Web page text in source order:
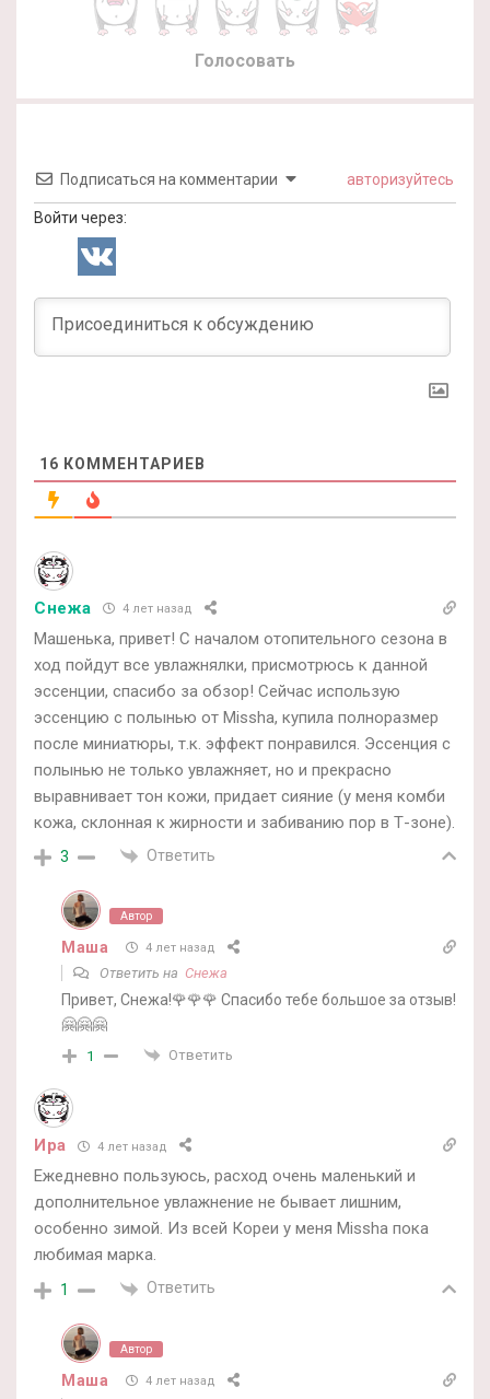
Голосовать
Подписаться на комментарии авторизуйтесь
Войти через:
16 КОММЕНТАРИЕВ
Снежа 4 лет назад
Машенька, привет! С началом отопительного сезона в
ход пойдут все увлажнялки, присмотрюсь к данной
эссенции, спасибо за обзор! Сейчас использую
эссенцию с полынью от Missha, купила полноразмер
после миниатюры, т.к. эффект понравился. Эссенция с
полынью не только увлажняет, но и прекрасно
выравнивает тон кожи, придает сияние (у меня комби
кожа, склонная к жирности и забиванию пор в Т-зоне).
3 Ответить
Автор
Маша 4 лет назад
Ответить на Снежа
Привет, Снежа!🌹🌹🌹 Спасибо тебе большое за отзыв!
🤗🤗🤗
1 Ответить
Ира 4 лет назад
Ежедневно пользуюсь, расход очень маленький и
дополнительное увлажнение не бывает лишним,
особенно зимой. Из всей Кореи у меня Missha пока
любимая марка.
1 Ответить
Автор
Маша 4 лет назад